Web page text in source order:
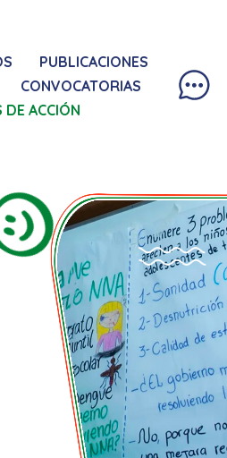
PUBLICACIONES
CONVOCATORIAS
DE ACCIÓN